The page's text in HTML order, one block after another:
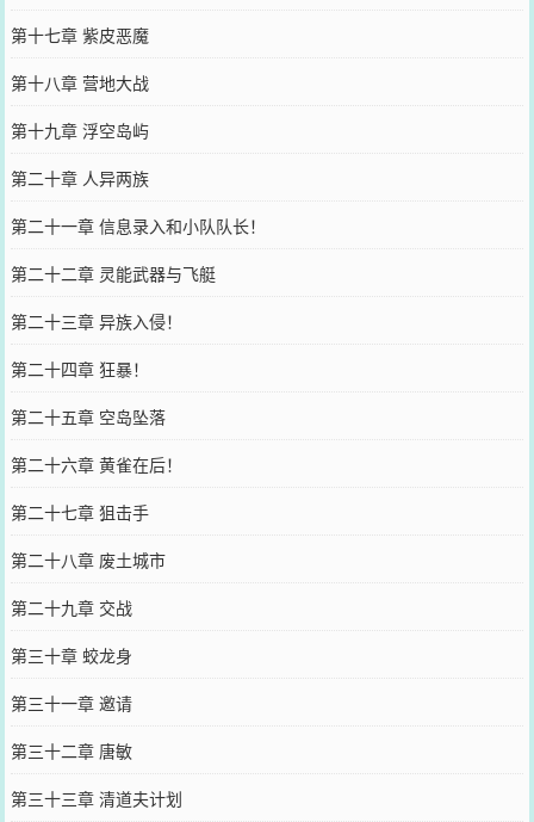
第十七章 紫皮恶魔
第十八章 营地大战
第十九章 浮空岛屿
第二十章 人异两族
第二十一章 信息录入和小队队长！
第二十二章 灵能武器与飞艇
第二十三章 异族入侵！
第二十四章 狂暴！
第二十五章 空岛坠落
第二十六章 黄雀在后！
第二十七章 狙击手
第二十八章 废土城市
第二十九章 交战
第三十章 蛟龙身
第三十一章 邀请
第三十二章 唐敏
第三十三章 清道夫计划